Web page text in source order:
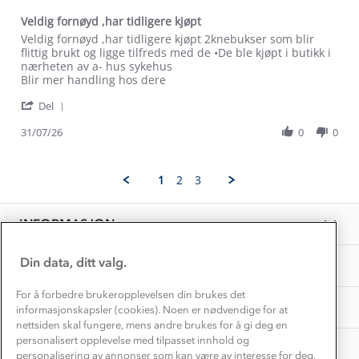
Veldig fornøyd ,har tidligere kjøpt
Review
by
Finn
H.
31
2026
review
stating
Veldig
fornøyd
tidligere
Veldig fornøyd ,har tidligere kjøpt 2knebukser som blir
flittig brukt og ligge tilfreds med de •De ble kjøpt i butikk i
nærheten av a- hus sykehus
Blir mer handling hos dere
Del
31
2026
31/07/26 0 0
1 2 3
INFORMASJON
Kundeservice
Kontakt oss
Konkurransevinnere
Kundeklubb
Bedrift, barnehage og SFO
Presse
OM OSS
Etisk handel
Dyreetikk
1% til samfunnet
Samarbeide med oss?
TIPS OG RÅD
Alt du trenger til Norgesferien
Dette trenger du til barnehagen
Gravidklær
Hvordan velge riktig turtøy?
Store størrelser
Turmat oppskrifter
Beredskap
AKTIVITETER
Norgesferie 🇳🇴
Få turinspirasjon og tips her⛰
Overnatte utendørs⛺
Leirskole 🥾
Barnehageansatt
Tips til hyttetur
Din data, ditt valg.
For å forbedre brukeropplevelsen din brukes det
informasjonskapsler (cookies). Noen er nødvendige for at
nettsiden skal fungere, mens andre brukes for å gi deg en
personalisert opplevelse med tilpasset innhold og
personalisering av annonser som kan være av interesse for deg,